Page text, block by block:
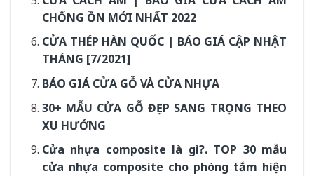
CHỐNG ỒN MỚI NHẤT 2022
CỬA THÉP HÀN QUỐC | BÁO GIÁ CẬP NHẬT
THÁNG [7/2021]
BÁO GIÁ CỬA GỖ VÀ CỬA NHỰA
30+ MẪU CỬA GỖ ĐẸP SANG TRỌNG THEO
XU HƯỚNG
Cửa nhựa composite là gì?. TOP 30 mẫu
cửa nhựa composite cho phòng tắm hiện